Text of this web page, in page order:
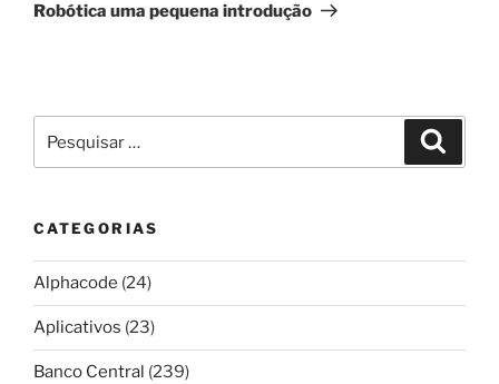
post
Robótica uma pequena introdução
por:
CATEGORIAS
Alphacode (24)
Aplicativos (23)
Banco Central (239)